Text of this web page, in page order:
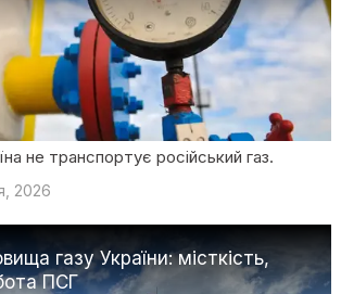
не транспортує російський газ.
2026
газу України: місткість,
ПСГ